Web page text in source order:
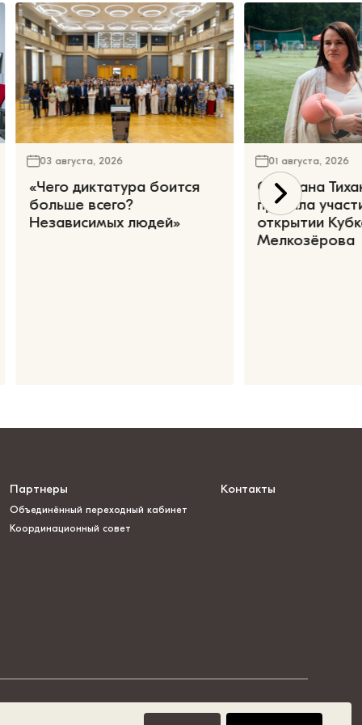
03 августа, 2026
«Чего диктатура боится
больше всего?
Независимых людей»
01 августа, 2026
Светлана
приняла
открытии
Мелкозёрова
Партнеры
Объединённый переходный кабинет
Координационный совет
Контакты